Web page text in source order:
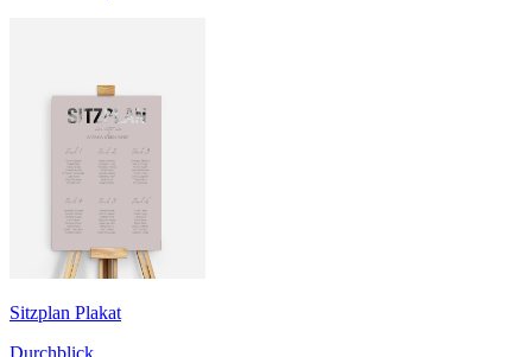
Sitzplan Plakat